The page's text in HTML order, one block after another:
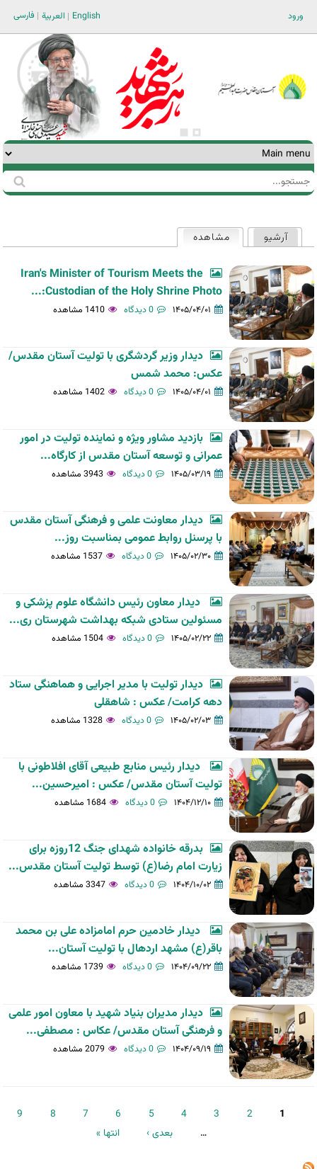
ورود فارسی العربية English
فرم
جستجو
اولیه
آرشیو مشاهده
Iran's Minister of Tourism Meets the
Custodian of the Holy Shrine Photo:...
۱۴۰۵/۰۴/۰۱ 0 دیدگاه 1410 مشاهده
دیدار وزیر گردشگری با تولیت آستان مقدس/
عکس: محمد شمس
۱۴۰۵/۰۴/۰۱ 0 دیدگاه 1402 مشاهده
بازدید مشاور ویژه و نماینده تولیت در امور
عمرانی و توسعه آستان مقدس از کارگاه...
۱۴۰۵/۰۳/۱۹ 0 دیدگاه 3943 مشاهده
دیدار معاونت علمی و فرهنگی آستان مقدس
با پرسنل روابط عمومی بمناسبت روز...
۱۴۰۵/۰۲/۳۰ 0 دیدگاه 1537 مشاهده
دیدار معاون رئیس دانشگاه علوم پزشکی و
مسئولین ستادی شبکه بهداشت شهرستان ری...
۱۴۰۵/۰۲/۲۲ 0 دیدگاه 1504 مشاهده
دیدار تولیت با مدیر اجرایی و هماهنگی ستاد
دهه کرامت/ عکس : شاهقلی
۱۴۰۵/۰۲/۰۳ 0 دیدگاه 1328 مشاهده
دیدار رئیس منابع طبیعی آقای افلاطونی با
تولیت آستان مقدس/ عکس : امیرحسین...
۱۴۰۴/۱۲/۱۰ 0 دیدگاه 1684 مشاهده
بدرقه خانواده شهدای جنگ 12روزه برای
زیارت امام رضا(ع) توسط تولیت آستان مقدس...
۱۴۰۴/۱۰/۰۲ 0 دیدگاه 3347 مشاهده
دیدار خادمین حرم امامزاده علی بن محمد
باقر(ع) مشهد اردهال با تولیت آستان...
۱۴۰۴/۰۹/۲۲ 0 دیدگاه 1739 مشاهده
دیدار مدیران بنیاد شهید با معاون امور علمی
و فرهنگی آستان مقدس/ عکاس : مصطفی...
۱۴۰۴/۰۹/۱۹ 0 دیدگاه 2079 مشاهده
صفحه‌ها
1
2
3
4
5
6
7
8
9
…
بعدی › انتها »